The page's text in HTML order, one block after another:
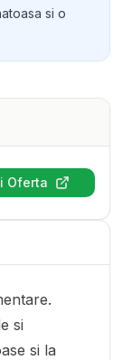
si o
Oferta
(se deschide
si
si la